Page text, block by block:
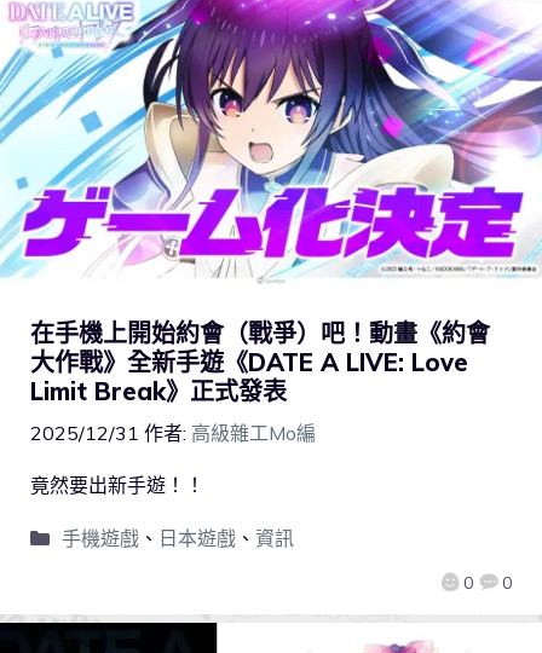
在手機上開始約會（戰爭）吧！動畫《約會
大作戰》全新手遊《DATE A LIVE: Love
Limit Break》正式發表
2025/12/31 作者: 高級雜工Mo編
0 0
竟然要出新手遊！！
手機遊戲、 日本遊戲、 資訊